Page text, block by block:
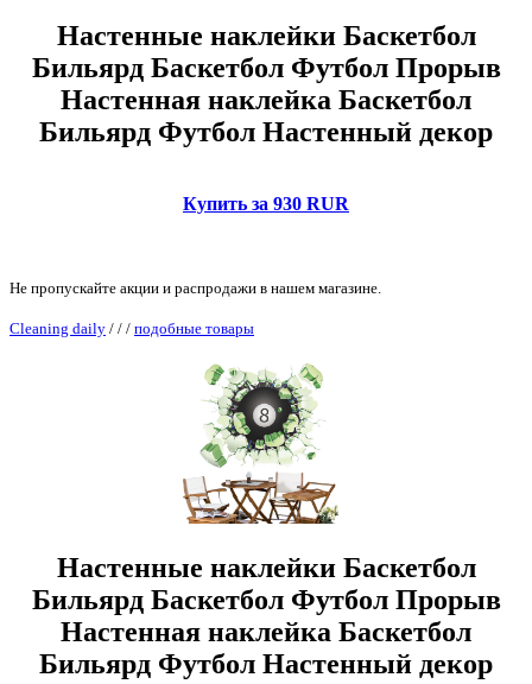
Настенные наклейки Баскетбол
Бильярд Баскетбол Футбол Прорыв
Настенная наклейка Баскетбол
Бильярд Футбол Настенный декор
Купить за 930 RUR
Не пропускайте акции и распродажи в нашем магазине.
Cleaning daily / / / подобные товары
Настенные наклейки Баскетбол
Бильярд Баскетбол Футбол Прорыв
Настенная наклейка Баскетбол
Бильярд Футбол Настенный декор